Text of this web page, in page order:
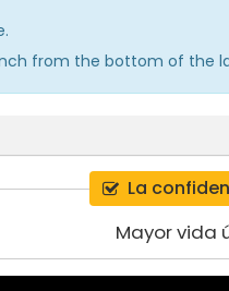
from the bottom of the
La
Mayor vida